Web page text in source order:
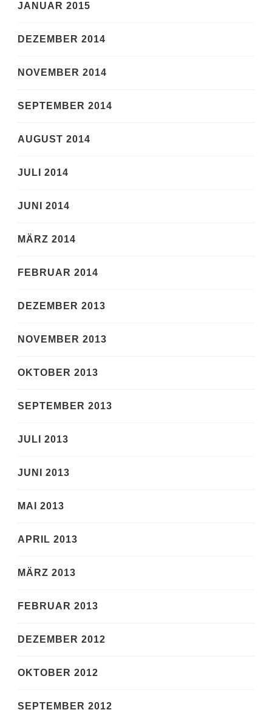
JANUAR 2015
DEZEMBER 2014
NOVEMBER 2014
SEPTEMBER 2014
AUGUST 2014
JULI 2014
JUNI 2014
MÄRZ 2014
FEBRUAR 2014
DEZEMBER 2013
NOVEMBER 2013
OKTOBER 2013
SEPTEMBER 2013
JULI 2013
JUNI 2013
MAI 2013
APRIL 2013
MÄRZ 2013
FEBRUAR 2013
DEZEMBER 2012
OKTOBER 2012
SEPTEMBER 2012